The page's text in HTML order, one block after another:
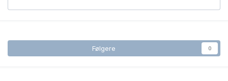
Følgere 0